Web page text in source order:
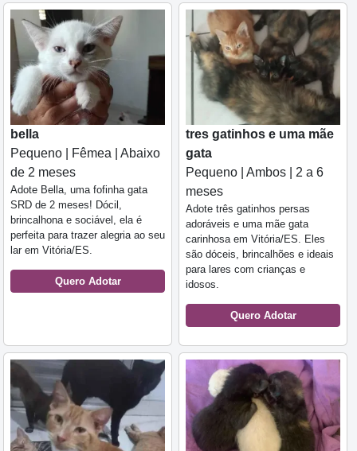
bella
Pequeno | Fêmea | Abaixo
de 2 meses
Adote Bella, uma fofinha gata
SRD de 2 meses! Dócil,
brincalhona e sociável, ela é
perfeita para trazer alegria ao seu
lar em Vitória/ES.
Quero Adotar
tres gatinhos e uma mãe
gata
Pequeno | Ambos | 2 a 6
meses
Adote três gatinhos persas
adoráveis e uma mãe gata
carinhosa em Vitória/ES. Eles
são dóceis, brincalhões e ideais
para lares com crianças e
idosos.
Quero Adotar